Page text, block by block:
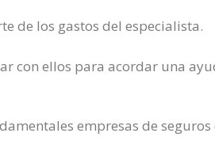
de los gastos del especialista.
ellos para acordar una
empresas de